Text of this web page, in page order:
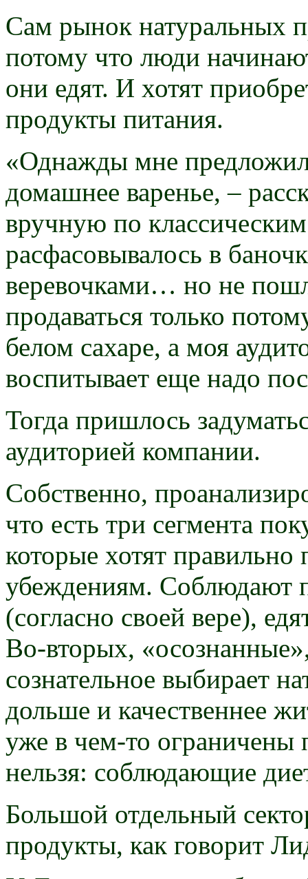
Сам рынок натуральных
потому что люди
они едят. И хотят
продукты питания.
«Однажды мне
домашнее варенье, –
вручную по
расфасовывалось в
веревочками… но не
продаваться только
белом сахаре, а моя
воспитывает еще надо
Тогда пришлось
аудиторией компании.
Собственно,
что есть три сегмента
которые хотят
убеждениям. Соблюдают
(согласно своей вере),
Во-вторых,
сознательное выбирает
дольше и качественнее
уже в чем-то ограничены
нельзя: соблюдающие
Большой отдельный
продукты, как говорит